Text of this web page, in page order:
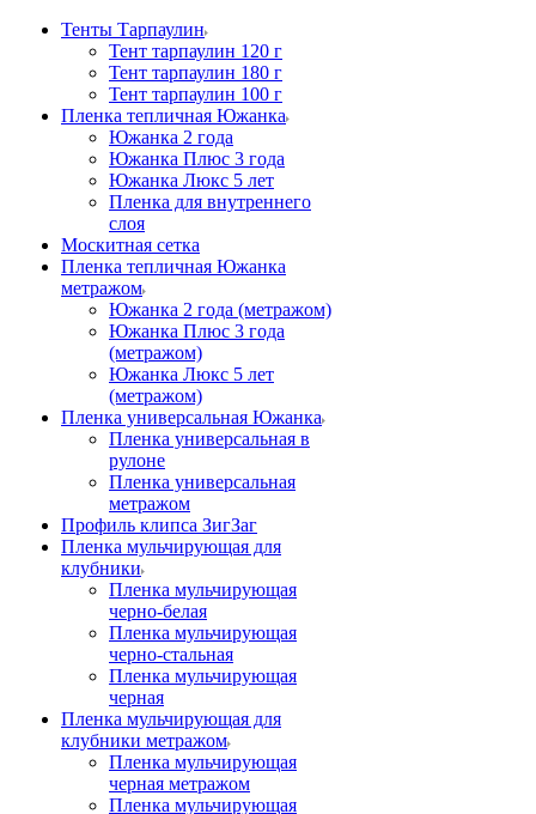
Тенты Тарпаулин
Тент тарпаулин 120 г
Тент тарпаулин 180 г
Тент тарпаулин 100 г
Пленка тепличная Южанка
Южанка 2 года
Южанка Плюс 3 года
Южанка Люкс 5 лет
Пленка для внутреннего
слоя
Москитная сетка
Пленка тепличная Южанка
метражом
Южанка 2 года (метражом)
Южанка Плюс 3 года
(метражом)
Южанка Люкс 5 лет
(метражом)
Пленка универсальная Южанка
Пленка универсальная в
рулоне
Пленка универсальная
метражом
Профиль клипса ЗигЗаг
Пленка мульчирующая для
клубники
Пленка мульчирующая
черно-белая
Пленка мульчирующая
черно-стальная
Пленка мульчирующая
черная
Пленка мульчирующая для
клубники метражом
Пленка мульчирующая
черная метражом
Пленка мульчирующая